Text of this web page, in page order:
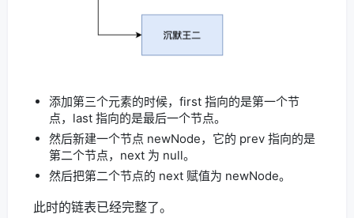
添加第三个元素的时候，first 指向的是第一个节
点，last 指向的是最后一个节点。
然后新建一个节点 newNode，它的 prev 指向的是
第二个节点，next 为 null。
然后把第二个节点的 next 赋值为 newNode。
此时的链表已经完整了。